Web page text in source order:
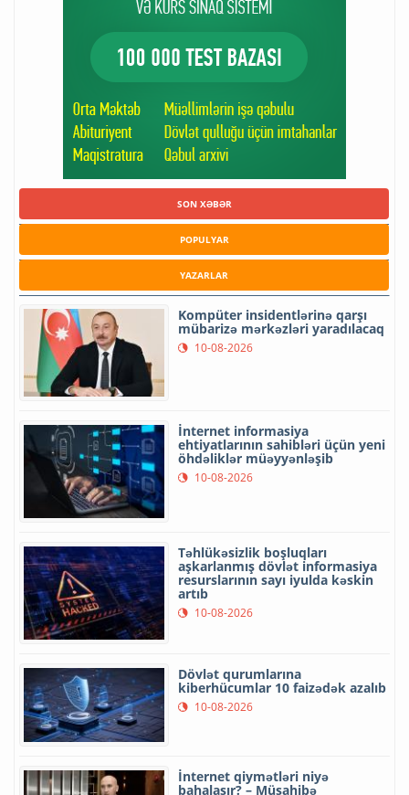
SON XƏBƏR
POPULYAR
YAZARLAR
Kompüter insidentlərinə qarşı
mübarizə mərkəzləri yaradılacaq
10-08-2026
İnternet informasiya
ehtiyatlarının sahibləri üçün yeni
öhdəliklər müəyyənləşib
10-08-2026
Təhlükəsizlik boşluqları
aşkarlanmış dövlət informasiya
resurslarının sayı iyulda kəskin
artıb
10-08-2026
Dövlət qurumlarına
kiberhücumlar 10 faizədək azalıb
10-08-2026
İnternet qiymətləri niyə
bahalaşır? – Müsahibə